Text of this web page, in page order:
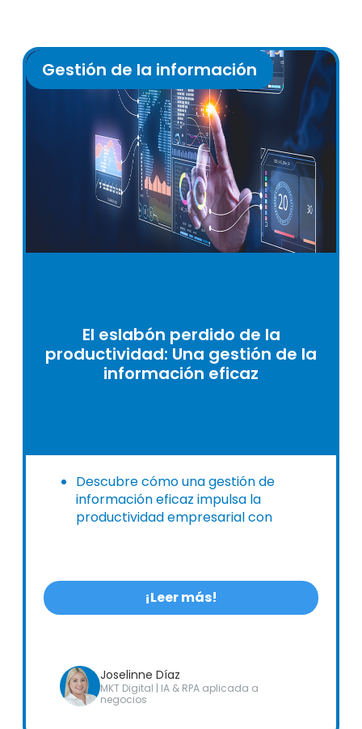
Gestión de la información
El eslabón perdido de la
productividad: Una gestión de la
información eficaz
Descubre cómo una gestión de
información eficaz impulsa la
productividad empresarial con
¡Leer más!
Joselinne Díaz
MKT Digital | IA & RPA aplicada a
negocios